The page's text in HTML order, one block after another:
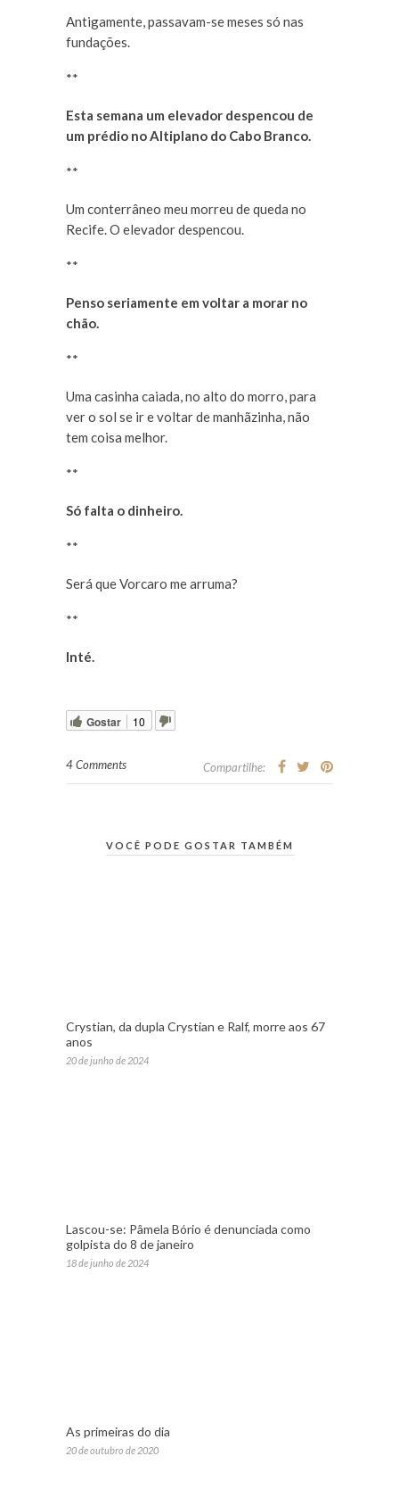
Antigamente, passavam-se meses só nas
fundações.
**
Esta semana um elevador despencou de
um prédio no Altiplano do Cabo Branco.
**
Um conterrâneo meu morreu de queda no
Recife. O elevador despencou.
**
Penso seriamente em voltar a morar no
chão.
**
Uma casinha caiada, no alto do morro, para
ver o sol se ir e voltar de manhãzinha, não
tem coisa melhor.
**
Só falta o dinheiro.
**
Será que Vorcaro me arruma?
**
Inté.
Gostar 10
4 Comments Compartilhe:
VOCÊ PODE GOSTAR TAMBÉM
Crystian, da dupla Crystian e Ralf, morre aos 67
anos
20 de junho de 2024
Lascou-se: Pâmela Bório é denunciada como
golpista do 8 de janeiro
18 de junho de 2024
As primeiras do dia
20 de outubro de 2020